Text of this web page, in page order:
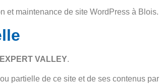
et maintenance de site WordPress à Blois.
VALLEY.
partielle de ce site et de ses contenus